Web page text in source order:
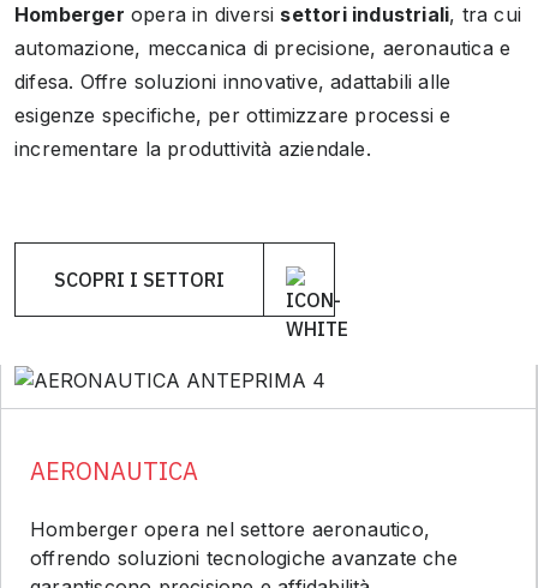
Homberger opera in diversi settori industriali, tra cui
automazione, meccanica di precisione, aeronautica e
difesa. Offre soluzioni innovative, adattabili alle
esigenze specifiche, per ottimizzare processi e
incrementare la produttività aziendale.
SCOPRI I SETTORI
AERONAUTICA
Homberger opera nel settore aeronautico,
offrendo soluzioni tecnologiche avanzate che